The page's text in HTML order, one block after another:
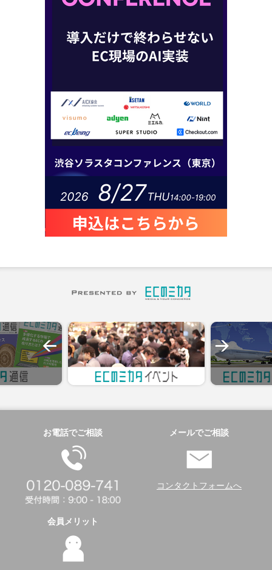
お電話でご相談 メールでご相談
コンタクトフォームへ
会員メリット